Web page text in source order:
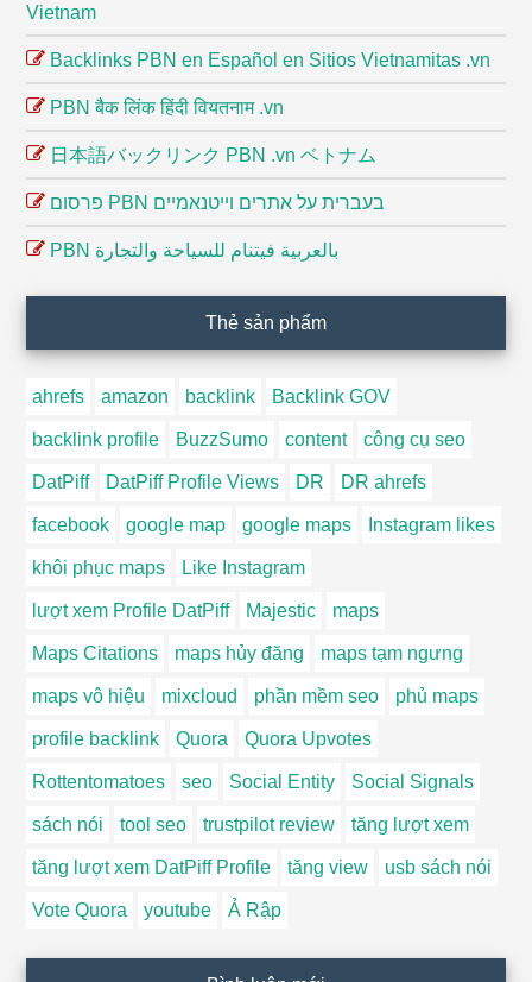
Vietnam
Backlinks PBN en Español en Sitios Vietnamitas .vn
PBN बैक लिंक हिंदी वियतनाम .vn
日本語バックリンク PBN .vn ベトナム
פרסום PBN בעברית על אתרים וייטנאמיים
PBN بالعربية فيتنام للسياحة والتجارة
Thẻ sản phẩm
ahrefs amazon backlink Backlink GOV
backlink profile BuzzSumo content công cụ seo
DatPiff DatPiff Profile Views DR DR ahrefs
facebook google map google maps Instagram likes
khôi phục maps Like Instagram
lượt xem Profile DatPiff Majestic maps
Maps Citations maps hủy đăng maps tạm ngưng
maps vô hiệu mixcloud phần mềm seo phủ maps
profile backlink Quora Quora Upvotes
Rottentomatoes seo Social Entity Social Signals
sách nói tool seo trustpilot review tăng lượt xem
tăng lượt xem DatPiff Profile tăng view usb sách nói
Vote Quora youtube Ả Rập